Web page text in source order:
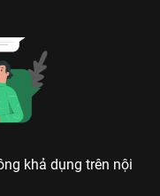
khả dụng trên nội